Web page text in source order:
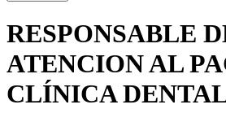
RESPONSABLE
ATENCION AL
CLÍNICA